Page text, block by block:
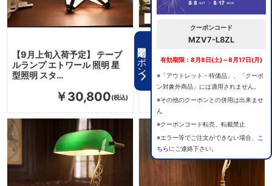
期間限定クーポン
クーポンコード
MZV7-L8ZL
有効期限：8月8日(土)～8月17日(月)
※「アウトレット・特価品」、「クーポ
ン対象外商品」には適用されません。
※その他のクーポンとの併用は出来ませ
ん
※クーポンコード転売、転載禁止
※エラー等でご注文ができない場合、
こ
ちらにご連絡下さい。
【9月上旬入荷予定】 テーブ
ルランプ エトワール 照明 星
型照明 スタ…
￥30,800
テーブルランプ Solange ソラ
ンジュ ナイトランプ きらめく
クリ…
￥12,650